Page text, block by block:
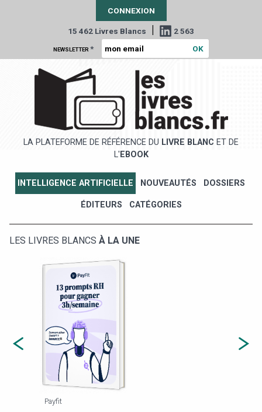
CONNEXION
15 462 Livres Blancs | 2 563
NEWSLETTER *
LA PLATEFORME DE RÉFÉRENCE DU LIVRE BLANC ET DE
L' EBOOK
INTELLIGENCE ARTIFICIELLE NOUVEAUTÉS DOSSIERS
ÉDITEURS CATÉGORIES
LES LIVRES BLANCS À LA UNE
Payfit